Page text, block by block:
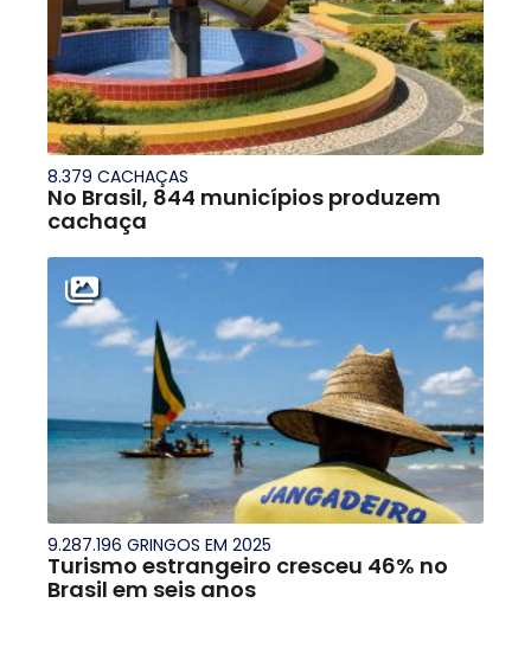
8.379 CACHAÇAS
No Brasil, 844 municípios produzem
cachaça
9.287.196 GRINGOS EM 2025
Turismo estrangeiro cresceu 46% no
Brasil em seis anos